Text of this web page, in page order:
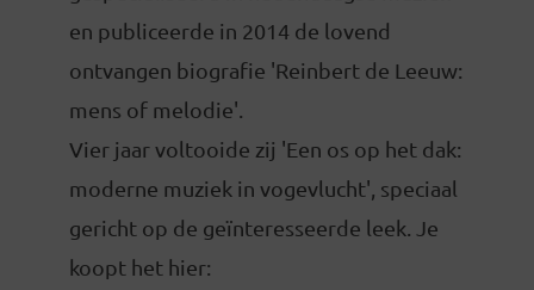
en publiceerde in 2014 de lovend
ontvangen biografie 'Reinbert de Leeuw:
mens of melodie'.
Vier jaar voltooide zij 'Een os op het dak:
moderne muziek in vogevlucht', speciaal
gericht op de geïnteresseerde leek. Je
koopt het hier: